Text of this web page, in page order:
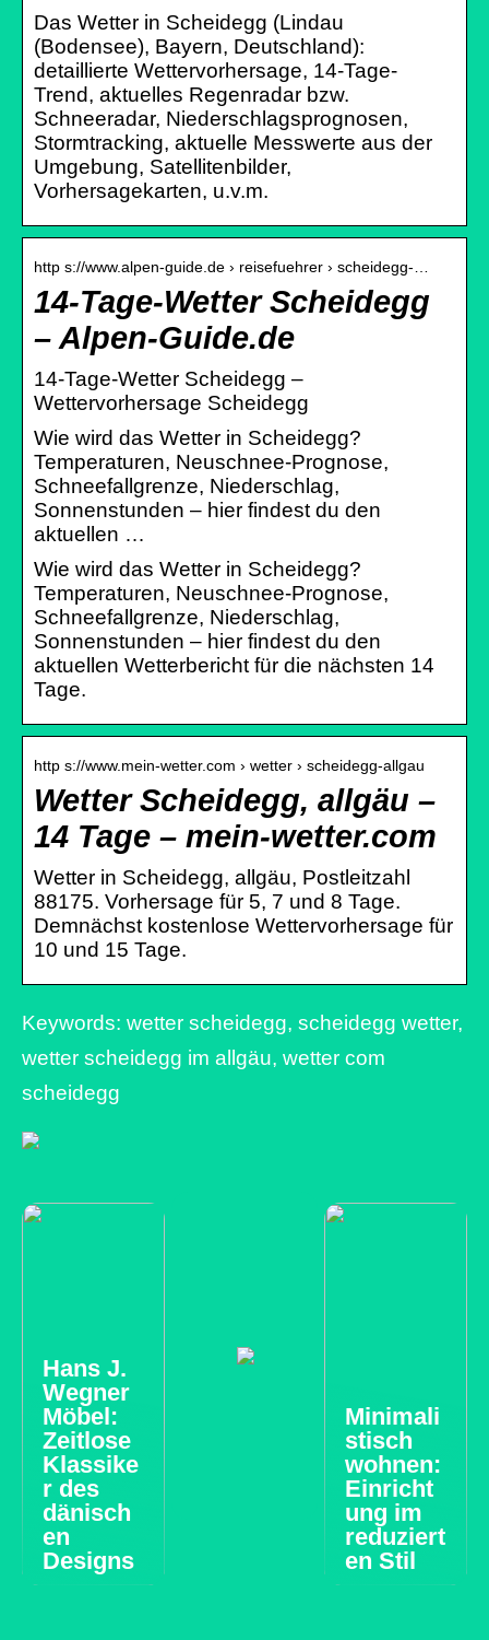
Das Wetter in Scheidegg (Lindau
(Bodensee), Bayern, Deutschland):
detaillierte Wettervorhersage, 14-Tage-
Trend, aktuelles Regenradar bzw.
Schneeradar, Niederschlagsprognosen,
Stormtracking, aktuelle Messwerte aus der
Umgebung, Satellitenbilder,
Vorhersagekarten, u.v.m.
http s://www.alpen-guide.de › reisefuehrer › scheidegg-…
14-Tage-Wetter Scheidegg
– Alpen-Guide.de
14-Tage-Wetter Scheidegg –
Wettervorhersage Scheidegg
Wie wird das Wetter in Scheidegg?
Temperaturen, Neuschnee-Prognose,
Schneefallgrenze, Niederschlag,
Sonnenstunden – hier findest du den
aktuellen …
Wie wird das Wetter in Scheidegg?
Temperaturen, Neuschnee-Prognose,
Schneefallgrenze, Niederschlag,
Sonnenstunden – hier findest du den
aktuellen Wetterbericht für die nächsten 14
Tage.
http s://www.mein-wetter.com › wetter › scheidegg-allgau
Wetter Scheidegg, allgäu –
14 Tage – mein-wetter.com
Wetter in Scheidegg, allgäu, Postleitzahl
88175. Vorhersage für 5, 7 und 8 Tage.
Demnächst kostenlose Wettervorhersage für
10 und 15 Tage.
Keywords: wetter scheidegg, scheidegg wetter,
wetter scheidegg im allgäu, wetter com
scheidegg
Hans J.
Wegner
Möbel:
Zeitlose
Klassike
r des
dänisch
en
Designs
Minimali
stisch
wohnen:
Einricht
ung im
reduziert
en Stil